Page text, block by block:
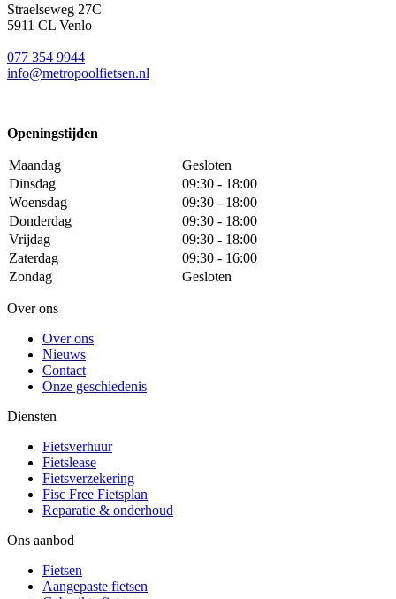
Straelseweg 27C
5911 CL Venlo
077 354 9944
info@metropoolfietsen.nl
Openingstijden
Maandag
Gesloten
Dinsdag
09:30 - 18:00
Woensdag
09:30 - 18:00
Donderdag
09:30 - 18:00
Vrijdag
09:30 - 18:00
Zaterdag
09:30 - 16:00
Zondag
Gesloten
Over ons
Over ons
Nieuws
Contact
Onze geschiedenis
Diensten
Fietsverhuur
Fietslease
Fietsverzekering
Fisc Free Fietsplan
Reparatie & onderhoud
Ons aanbod
Fietsen
Aangepaste fietsen